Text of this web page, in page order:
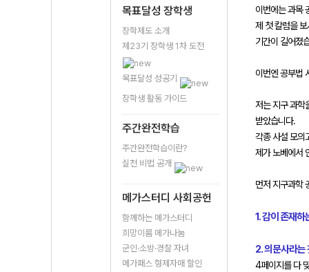
목표달성 장학생
장학제도 소개
제23기 장학생 1차 도전
목표달성 성공기
장학생 활동 가이드
주간완전학습
주간완전학습이란?
실천 비법 공개
메가스터디 사회공헌
함께하는 메가스터디
희망이룸 메가나눔
군인·소방·경찰 자녀
메가패스 형제자매 할인
이번에는 과목
제 첫 칼럼을
기간이 길어졌
이번엔 공부법
저는 지구 과학
받았습니다.
각종 사설 모의
제가 노베에서
먼저 지구과학
1. 감이 존재하
2. 의문사라는
4페이지를 다